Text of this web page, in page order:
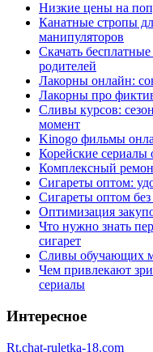
Низкие цены на
Канатные стропы
манипуляторов
Скачать
родителей
Лакорны онлайн:
Лакорны про
Сливы курсов:
момент
Kinogo фильмы
Корейские сериалы
Комплексный
Сигареты оптом:
Сигареты оптом
Оптимизация
Что нужно знать
сигарет
Сливы обучающих
Чем привлекают
сериалы
Интересное
Rt.chat-ruletka-18.com